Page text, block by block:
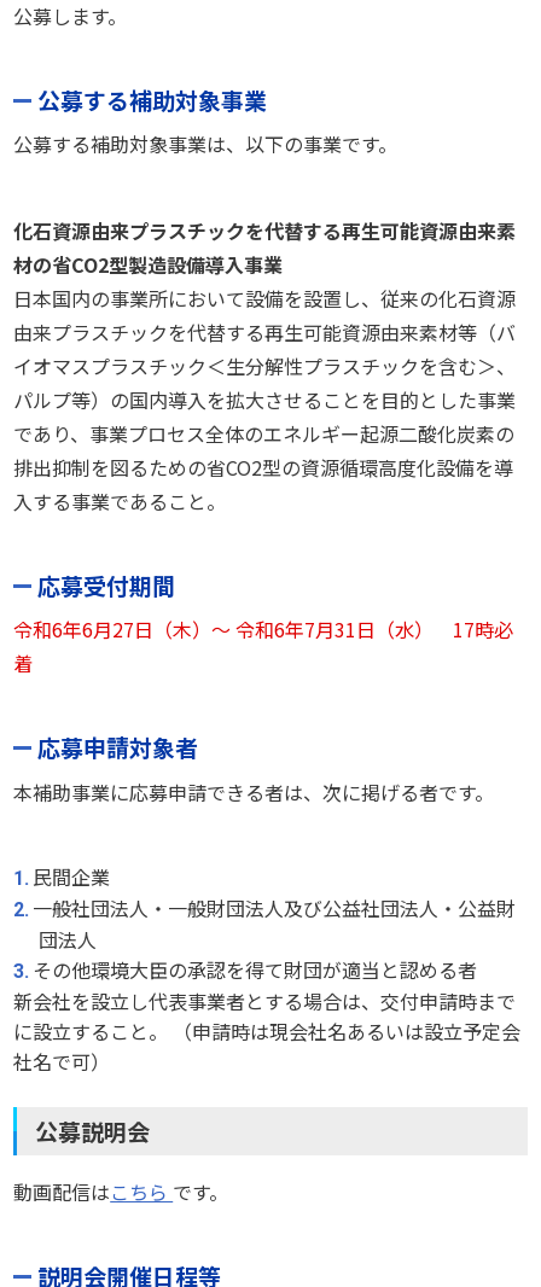
公募します。
公募する補助対象事業
公募する補助対象事業は、以下の事業です。
化石資源由来プラスチックを代替する再生可能資源由来素
材の省CO2型製造設備導入事業
日本国内の事業所において設備を設置し、従来の化石資源
由来プラスチックを代替する再生可能資源由来素材等（バ
イオマスプラスチック＜生分解性プラスチックを含む＞、
パルプ等）の国内導入を拡大させることを目的とした事業
であり、事業プロセス全体のエネルギー起源二酸化炭素の
排出抑制を図るための省CO2型の資源循環高度化設備を導
入する事業であること。
応募受付期間
令和6年6月27日（木）～ 令和6年7月31日（水） 17時必
着
応募申請対象者
本補助事業に応募申請できる者は、次に掲げる者です。
民間企業
一般社団法人・一般財団法人及び公益社団法人・公益財
団法人
その他環境大臣の承認を得て財団が適当と認める者
新会社を設立し代表事業者とする場合は、交付申請時まで
に設立すること。 （申請時は現会社名あるいは設立予定会
社名で可）
公募説明会
動画配信はこちら です。
説明会開催日程等